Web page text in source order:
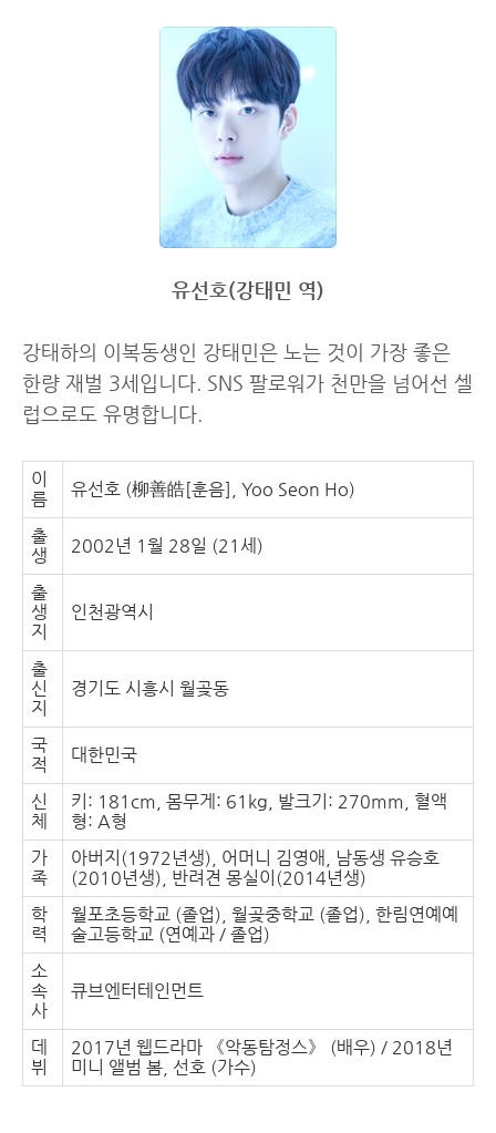
유선호(강태민 역)
강태하의 이복동생인 강태민은 노는 것이 가장 좋은
한량 재벌 3세입니다. SNS 팔로워가 천만을 넘어선 셀
럽으로도 유명합니다.
이
름
유선호 (柳善皓[훈음], Yoo Seon Ho)
출
생
2002년 1월 28일 (21세)
출
생
지
인천광역시
출
신
지
경기도 시흥시 월곶동
국
적
대한민국
신
체
키: 181cm, 몸무게: 61kg, 발크기: 270mm, 혈액
형: A형
가
족
아버지(1972년생), 어머니 김영애, 남동생 유승호
(2010년생), 반려견 몽실이(2014년생)
학
력
월포초등학교 (졸업), 월곶중학교 (졸업), 한림연예예
술고등학교 (연예과 / 졸업)
소
속
사
큐브엔터테인먼트
데
뷔
2017년 웹드라마 《악동탐정스》 (배우) / 2018년
미니 앨범 봄, 선호 (가수)